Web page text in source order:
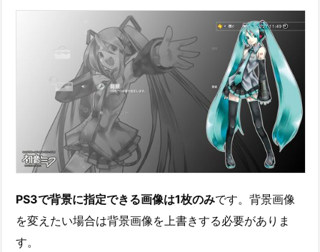
PS3で背景に指定できる画像は1枚のみです。背景画像
を変えたい場合は背景画像を上書きする必要がありま
す。